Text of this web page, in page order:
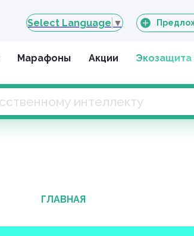
Select Language ▼
Марафоны Акции Экозащита
ГЛАВНАЯ